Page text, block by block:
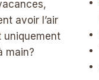
avoir l’air
uniquement
main?